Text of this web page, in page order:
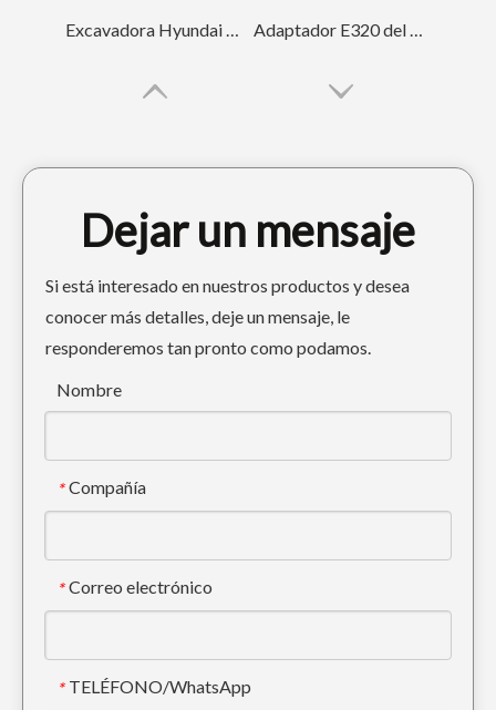
Excavadora Hyundai Mini Excavadora Dientes R350 61NA-31310RC Adaptador E320 del diente del cucharón de la alta resistencia al desgaste del excavador del CAT
Retroexcavadora Doosan Dientes de excavadora forjados DH150
Adaptador de diente de cucharón personalizado para excavadora de servicio pesado CAT E320
Dejar un mensaje
Si está interesado en nuestros productos y desea
conocer más detalles, deje un mensaje, le
responderemos tan pronto como podamos.
Nombre
* Compañía
* Correo electrónico
* TELÉFONO/WhatsApp